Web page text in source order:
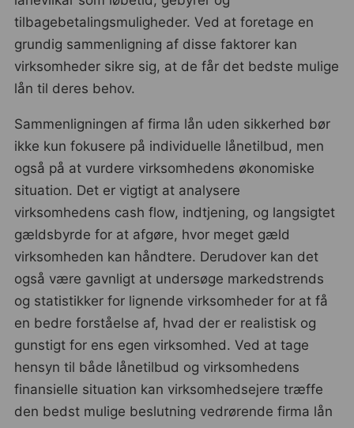
tilbagebetalingsmuligheder. Ved at foretage en
grundig sammenligning af disse faktorer kan
virksomheder sikre sig, at de får det bedste mulige
lån til deres behov.
Sammenligningen af firma lån uden sikkerhed bør
ikke kun fokusere på individuelle lånetilbud, men
også på at vurdere virksomhedens økonomiske
situation. Det er vigtigt at analysere
virksomhedens cash flow, indtjening, og langsigtet
gældsbyrde for at afgøre, hvor meget gæld
virksomheden kan håndtere. Derudover kan det
også være gavnligt at undersøge markedstrends
og statistikker for lignende virksomheder for at få
en bedre forståelse af, hvad der er realistisk og
gunstigt for ens egen virksomhed. Ved at tage
hensyn til både lånetilbud og virksomhedens
finansielle situation kan virksomhedsejere træffe
den bedst mulige beslutning vedrørende firma lån